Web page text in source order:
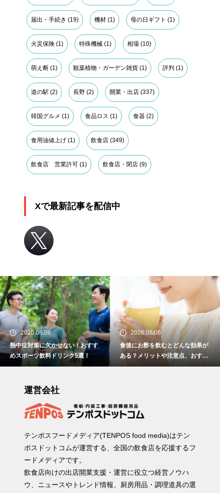
届出・手続き (19) 機材 (1) 母の日ギフト (1)
火災保険 (1) 特殊機械 (1) 相場 (10)
萌え断 (1) 観葉植物・ガーデン雑貨 (1) 評判 (1)
道の駅 (2) 長野 (2) 開業・出店 (337)
韓国グルメ (1) 食品ロス (1) 食器 (2)
食用油値上げ (1) 飲食店 (349)
飲食店 営業許可 (1) 飲食店・閉店 (9)
Xで最新記事を配信中
2026.08.06
熱中症対策に欠かせない！おすす
めスポーツ飲料ドリンク5選！
2026.08.06
食後にお酢を飲むとどんな効果が
ある？メリットや注意点、おすす
めの取り入れ方を紹介
運営会社
テンポスフードメディア(TENPOS food media)はテン
ポスドットコムが運営する、全国の飲食店を応援するフ
ードメディアです。
飲食店向けの出店開業支援・運営に役立つ経営ノウハ
ウ、ニュースやトレンド情報、厨房用品・調理道具の選